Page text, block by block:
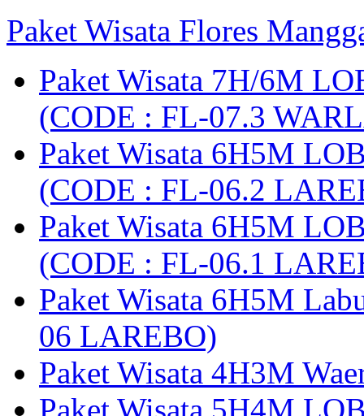
Paket Wisata Flores
Paket Wisata 7H/6M
(CODE : FL-07.3
Paket Wisata 6H5M
(CODE : FL-06.2
Paket Wisata 6H5M
(CODE : FL-06.1
Paket Wisata 6H5M
06 LAREBO)
Paket Wisata 4H3M